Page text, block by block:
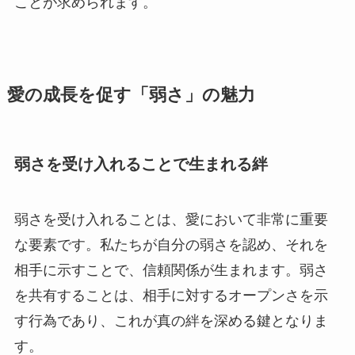
愛の成長を促す「弱さ」の魅力
弱さを受け入れることで生まれる絆
弱さを受け入れることは、愛において非常に重要
な要素です。私たちが自分の弱さを認め、それを
相手に示すことで、信頼関係が生まれます。弱さ
を共有することは、相手に対するオープンさを示
す行為であり、これが真の絆を深める鍵となりま
す。